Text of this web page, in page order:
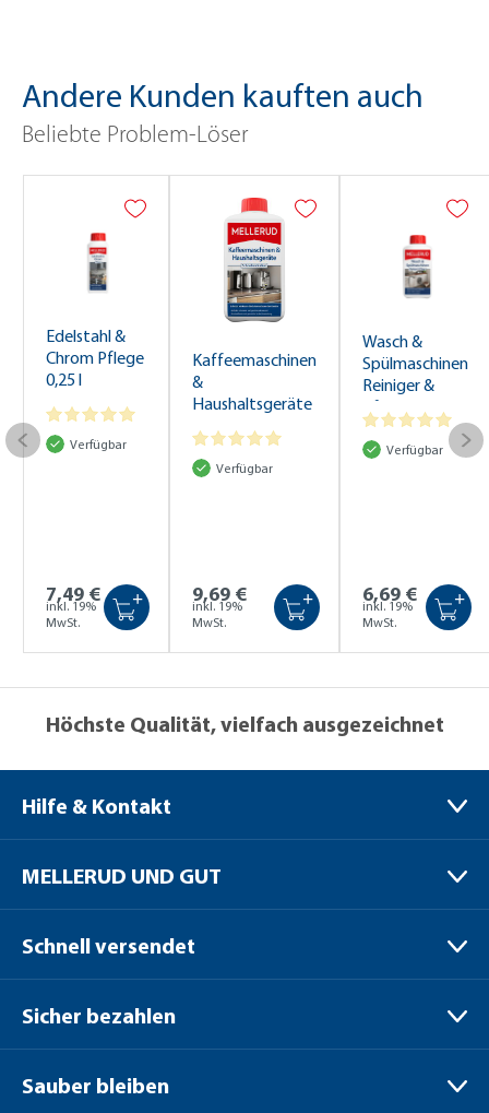
Andere Kunden kauften auch
Beliebte Problem-Löser
Edelstahl &
Chrom Pflege
0,25 l
Verfügbar
7,49 €
inkl. 19%
MwSt.
+
Kaffeemaschinen
&
Haushaltsgeräte
1,0 l
Verfügbar
9,69 €
inkl. 19%
MwSt.
+
Wasch &
Spülmaschinen
Reiniger &
Pflege 0,5 l
Verfügbar
6,69 €
inkl. 19%
MwSt.
+
Höchste Qualität, vielfach ausgezeichnet
Hilfe & Kontakt
Bernhard-Röttgen-Waldweg 20
41379 Brüggen / Niederrhein
Fragen zur Bestellung:
MELLERUD UND GUT
Verpackungen
Zahlungsoptionen
Jobs & Karriere
Cookie-Richtlinien
Schnell versendet
Sicher bezahlen
Sauber bleiben